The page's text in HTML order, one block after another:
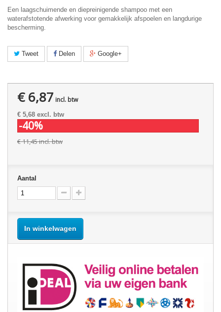
Een laagschuimende en diepreinigende shampoo met een
waterafstotende afwerking voor gemakkelijk afspoelen en langdurige
bescherming.
Tweet Delen Google+
€ 6,87 incl. btw
€ 5,68 excl. btw
-40%
€ 11,45incl. btw
Aantal
In winkelwagen